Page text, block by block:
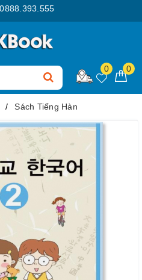
0 0
Sách Tiếng Hàn